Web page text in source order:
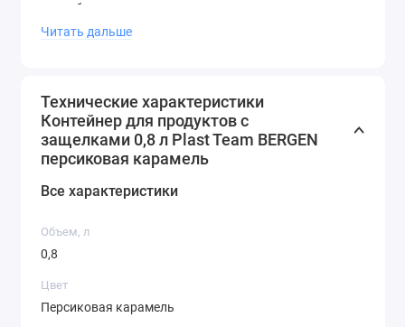
потребности в разных литражах – маленькие
емкости для порционной переноски, большие для
Читать дальше
Технические характеристики
Контейнер для продуктов с
защелками 0,8 л Plast Team BERGEN
персиковая карамель
Все характеристики
Объем, л
0,8
Цвет
Персиковая карамель